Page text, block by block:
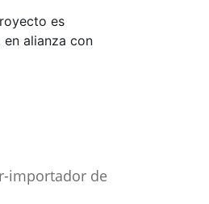
es
alianza con
importador de